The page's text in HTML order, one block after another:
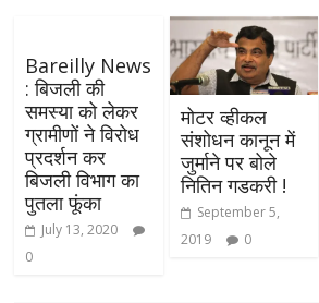
Bareilly News
: बिजली की
समस्या को लेकर
ग्रामीणों ने विरोध
प्रदर्शन कर
बिजली विभाग का
पुतला फूंका
July 13, 2020
0
मोटर व्हीकल
संशोधन कानून में
जुर्माने पर बोले
नितिन गडकरी !
September 5,
2019
0